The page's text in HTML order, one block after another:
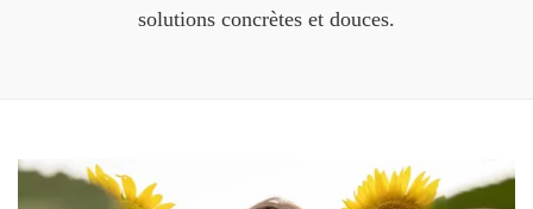
solutions concrètes et douces.